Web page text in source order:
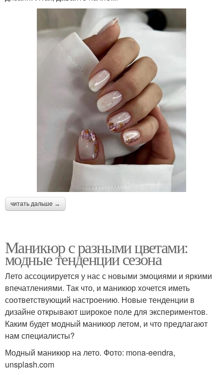
читать дальше →
Маникюр с разными цветами:
модные тенденции сезона
Лето ассоциируется у нас с новыми эмоциями и яркими
впечатлениями. Так что, и маникюр хочется иметь
соответствующий настроению. Новые тенденции в
дизайне открывают широкое поле для экспериментов.
Каким будет модный маникюр летом, и что предлагают
нам специалисты?
Модный маникюр на лето. Фото: mona-eendra,
unsplash.com